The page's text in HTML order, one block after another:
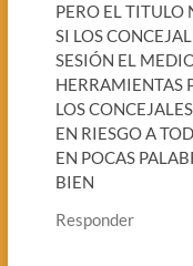
PERO EL TITULO
SI LOS
SESIÓN EL
HERRAMIENTAS
LOS
EN RIESGO A
EN POCAS
BIEN
Responder